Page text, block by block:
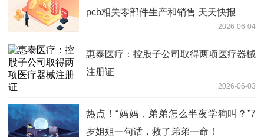
pcb相关零部件生产和销售 天天快报
2026-06-04
惠泰医疗：控股子公司取得两项医疗器械
注册证
2026-06-03
热点！“妈妈，弟弟怎么半夜学狗叫？”7
岁姐姐一句话，救了弟弟一命！